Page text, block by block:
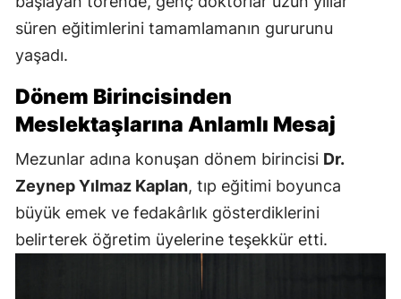
süren eğitimlerini tamamlamanın gururunu
yaşadı.
Dönem Birincisinden
Meslektaşlarına Anlamlı Mesaj
Mezunlar adına konuşan dönem birincisi Dr.
Zeynep Yılmaz Kaplan, tıp eğitimi boyunca
büyük emek ve fedakârlık gösterdiklerini
belirterek öğretim üyelerine teşekkür etti.